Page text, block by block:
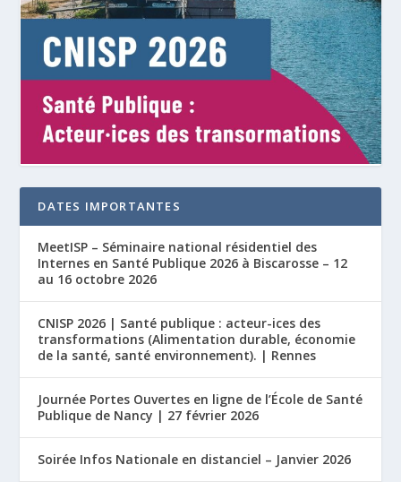
DATES IMPORTANTES
MeetISP – Séminaire national résidentiel des
Internes en Santé Publique 2026 à Biscarosse – 12
au 16 octobre 2026
CNISP 2026 | Santé publique : acteur-ices des
transformations (Alimentation durable, économie
de la santé, santé environnement). | Rennes
Journée Portes Ouvertes en ligne de l’École de Santé
Publique de Nancy | 27 février 2026
Soirée Infos Nationale en distanciel – Janvier 2026